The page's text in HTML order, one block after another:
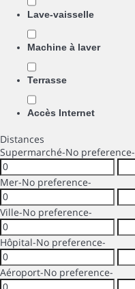
Lave-vaisselle
Machine à laver
Terrasse
Accès Internet
Distances
Supermarché-No preference-
Mer-No preference-
Ville-No preference-
Hôpital-No preference-
Aéroport-No preference-